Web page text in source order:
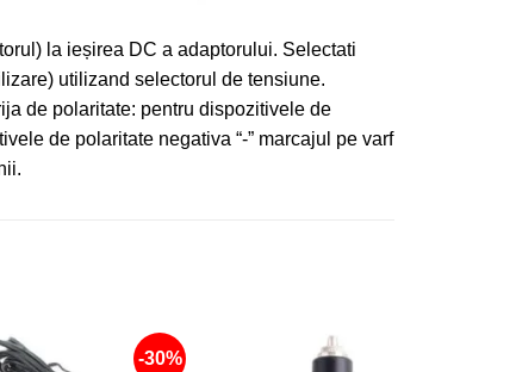
la ieșirea DC a adaptorului. Selectati
utilizand selectorul de tensiune.
de polaritate: pentru dispozitivele de
de polaritate negativa “-” marcajul pe varf
-30%